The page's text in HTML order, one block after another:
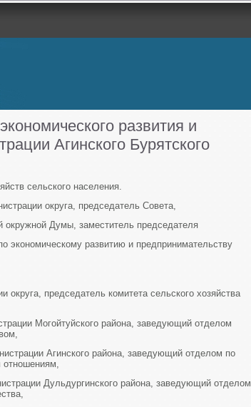
развития и
Агинского Бурятского
сельского населения.
округа, председатель Совета,
Думы, заместитель председателя
экономическому развитию и предпринимательству
председатель комитета сельского хозяйства
Могойтуйского района, заведующий отделом
Агинского района, заведующий отделом по
отношениям,
Дульдургинского района, заведующий отделом